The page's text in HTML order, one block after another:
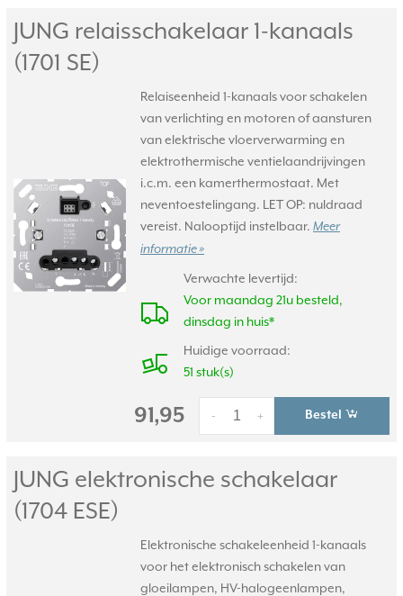
JUNG relaisschakelaar 1-kanaals
(1701 SE)
Relaiseenheid 1-kanaals voor schakelen
van verlichting en motoren of aansturen
van elektrische vloerverwarming en
elektrothermische ventielaandrijvingen
i.c.m. een kamerthermostaat. Met
neventoestelingang. LET OP: nuldraad
vereist. Nalooptijd instelbaar. Meer
informatie »
Verwachte levertijd:
Voor maandag 21u besteld,
dinsdag in huis*
Huidige voorraad:
51 stuk(s)
91,95 +
- Bestel
JUNG elektronische schakelaar
(1704 ESE)
Elektronische schakeleenheid 1-kanaals
voor het elektronisch schakelen van
gloeilampen, HV-halogeenlampen,